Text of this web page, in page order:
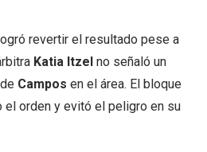
revertir el resultado pese a
Katia Itzel no señaló un
Campos en el área. El bloque
orden y evitó el peligro en su